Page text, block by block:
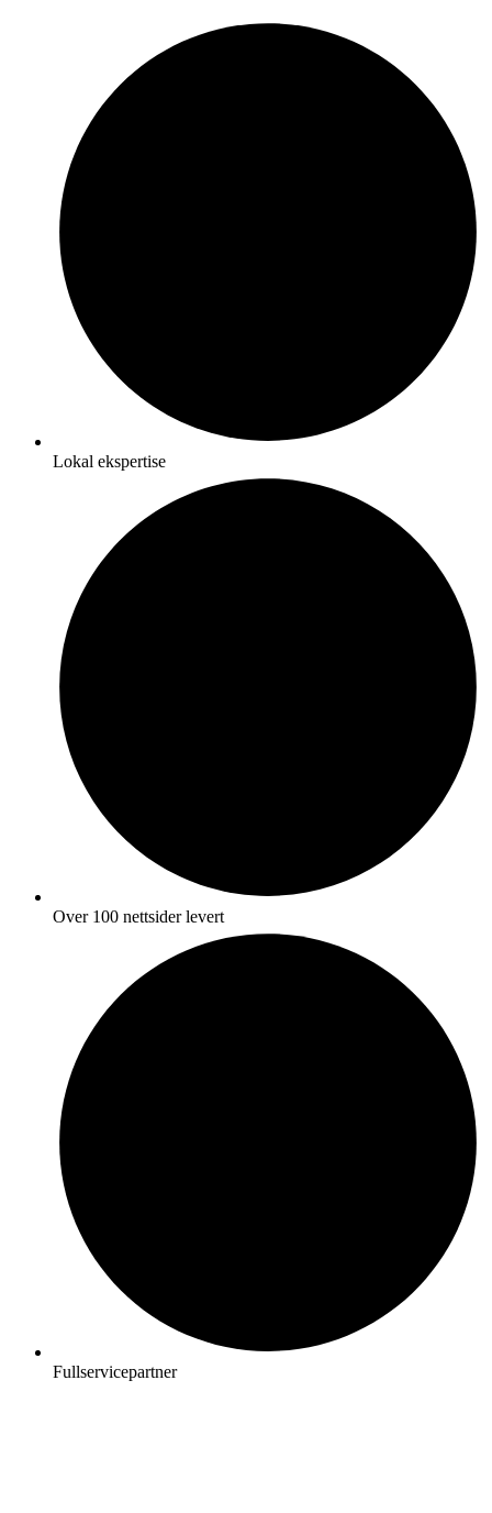
Lokal ekspertise
Over 100 nettsider levert
Fullservicepartner